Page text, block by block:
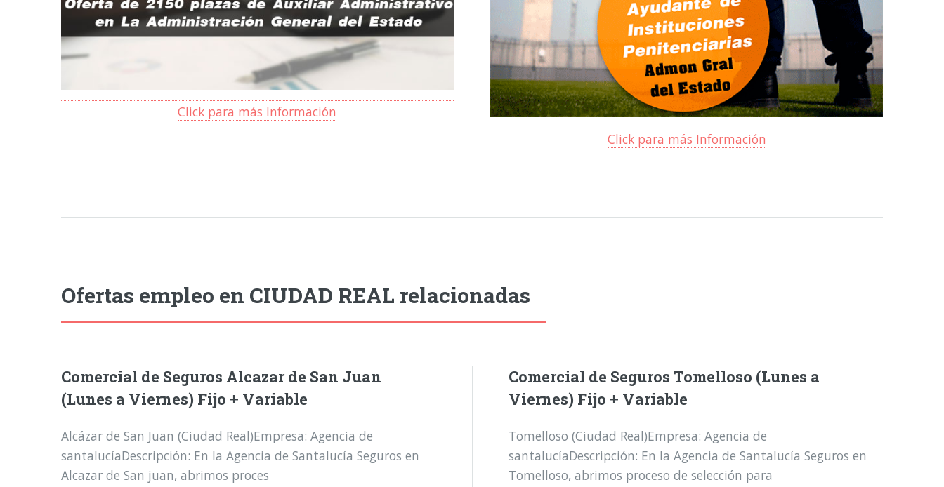
Click para más Información
Click para más Información
Ofertas empleo en CIUDAD REAL relacionadas
Comercial de Seguros Alcazar de San Juan
(Lunes a Viernes) Fijo + Variable
Alcázar de San Juan (Ciudad Real)Empresa: Agencia de
santalucíaDescripción: En la Agencia de Santalucía Seguros en
Alcazar de San juan, abrimos proces
Comercial de Seguros Tomelloso (Lunes a
Viernes) Fijo + Variable
Tomelloso (Ciudad Real)Empresa: Agencia de
santalucíaDescripción: En la Agencia de Santalucía Seguros en
Tomelloso, abrimos proceso de selección para